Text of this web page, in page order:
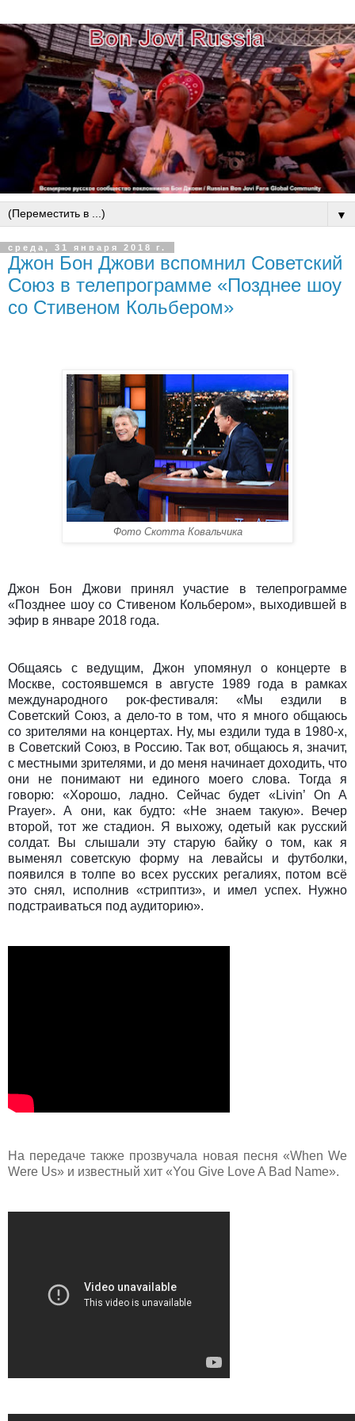
▼
среда, 31 января 2018 г.
Джон Бон Джови вспомнил Советский
Союз в телепрограмме «Позднее шоу
со Стивеном Кольбером»
Фото Скотта Ковальчика
Джон Бон Джови принял участие в телепрограмме
«Позднее шоу со Стивеном Кольбером», выходившей в
эфир в январе 2018 года.
Общаясь с ведущим, Джон упомянул о концерте в
Москве, состоявшемся в августе 1989 года в рамках
международного рок-фестиваля: «Мы ездили в
Советский Союз, а дело-то в том, что я много общаюсь
со зрителями на концертах. Ну, мы ездили туда в 1980-х,
в Советский Союз, в Россию. Так вот, общаюсь я, значит,
с местными зрителями, и до меня начинает доходить, что
они не понимают ни единого моего слова. Тогда я
говорю: «Хорошо, ладно. Сейчас будет «Livin’ On A
Prayer». А они, как будто: «Не знаем такую». Вечер
второй, тот же стадион. Я выхожу, одетый как русский
солдат. Вы слышали эту старую байку о том, как я
выменял советскую форму на левайсы и футболки,
появился в толпе во всех русских регалиях, потом всё
это снял, исполнив «стриптиз», и имел успех. Нужно
подстраиваться под аудиторию».
На передаче также прозвучала новая песня «When We
Were Us» и известный хит «You Give Love A Bad Name».